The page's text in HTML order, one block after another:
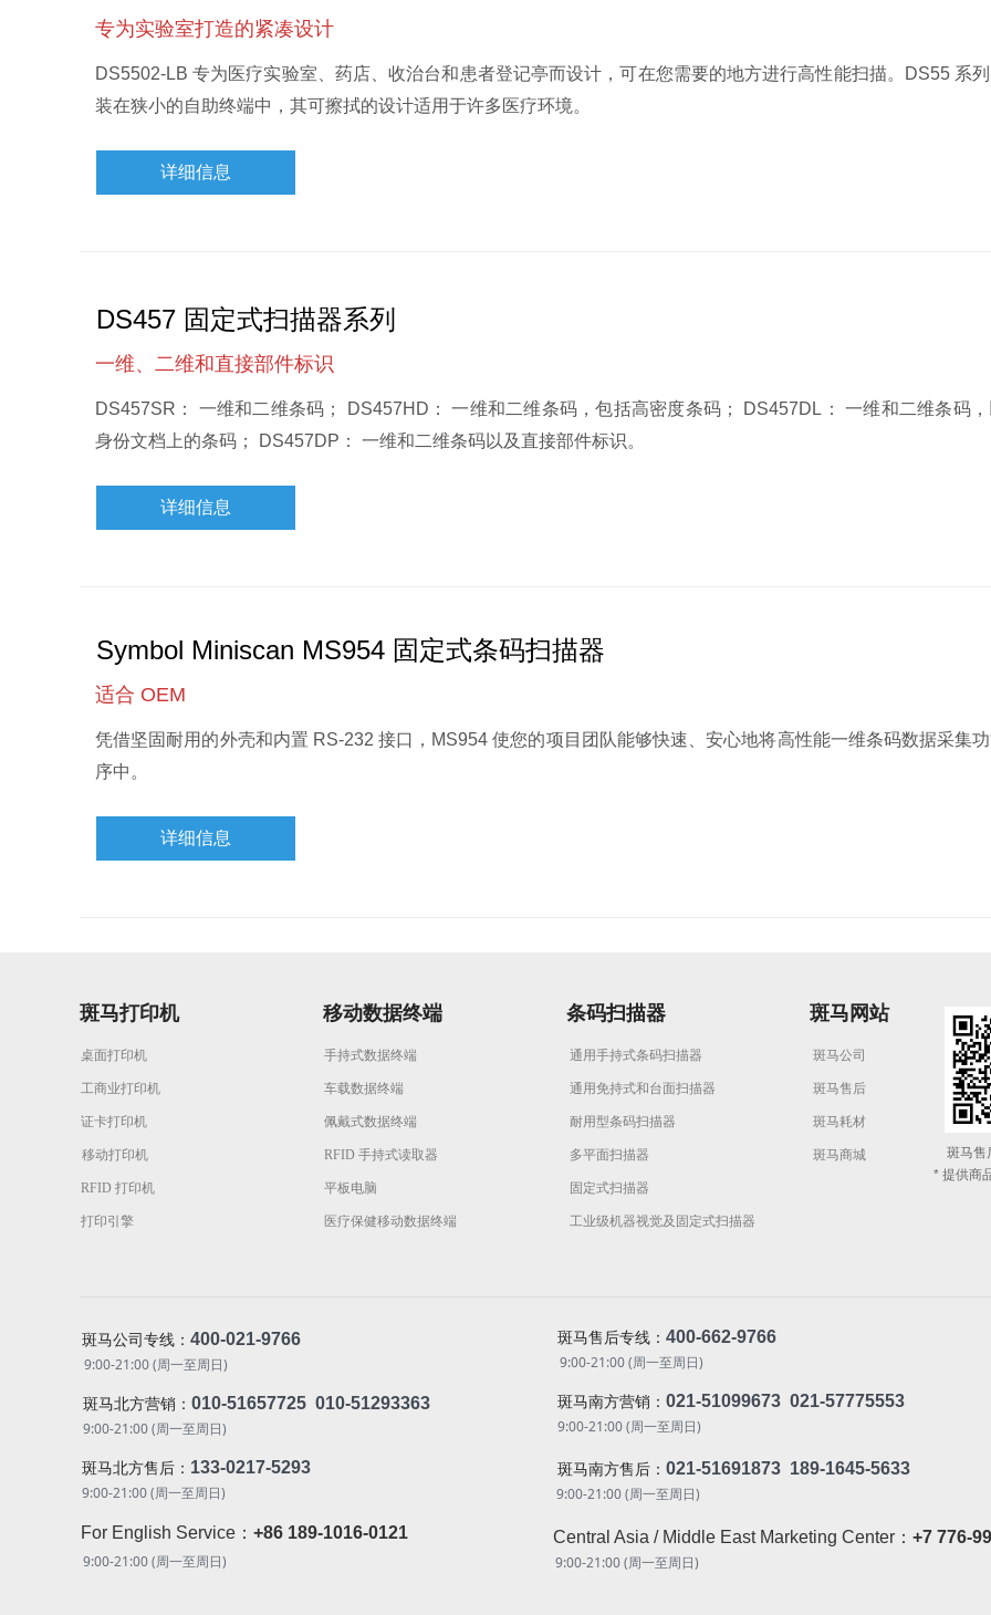
DS457 固定式扫描器系列
一维、二维和直接部件标识
DS457SR： 一维和二维条码； DS457HD： 一维和二维条码，包括高密度条码； DS457DL： 一维和二维条码
身份文档上的条码； DS457DP： 一维和二维条码以及直接部件标识。
详细信息
专为实验室打造的紧凑设计
DS5502-LB 专为医疗实验室、药店、收治台和患者登记亭而设计，可在您需要的地方进行高性能扫描。DS55 系
装在狭小的自助终端中，其可擦拭的设计适用于许多医疗环境。
详细信息
Symbol Miniscan MS954 固定式条码扫描器
适合 OEM
凭借坚固耐用的外壳和内置 RS-232 接口，MS954 使您的项目团队能够快速、安心地将高性能一维条码数据采集
序中。
详细信息
斑马打印机
桌面打印机
工商业打印机
证卡打印机
手持式数据终端
车载数据终端
RFID 手持式读取器
佩戴式数据终端
移动数据终端 条码扫描器
移动打印机
RFID 打印机
打印引擎 医疗保健移动数据终端
平板电脑
通用手持式条码扫描器
通用免持式和台面扫描器
多平面扫描器
耐用型条码扫描器
工业级机器视觉及固定式扫描器
固定式扫描器
斑马网站
斑马公司
斑马售后
斑马耗材
斑马商城
斑马售
* 提供商
For English Service： +86 189-1016-0121
斑马公司专线： 400-021-9766
斑马北方营销： 010-51657725 010-51293363
9:00-21:00 (周一至周日)
9:00-21:00 (周一至周日)
斑马北方售后： 133-0217-5293
9:00-21:00 (周一至周日)
9:00-21:00 (周一至周日)
Central Asia / Middle East Marketing Center： +7 776-
9:00-21:00 (周一至周日)
9:00-21:00 (周一至周日)
斑马南方营销： 021-51099673 021-57775553
9:00-21:00 (周一至周日)
斑马南方售后： 021-51691873 189-1645-5633
斑马售后专线： 400-662-9766
9:00-21:00 (周一至周日)